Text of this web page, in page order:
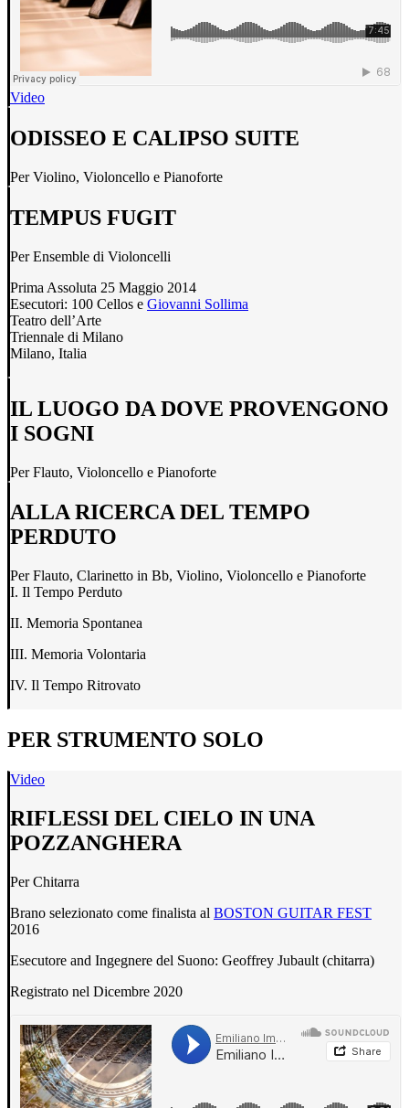
Video
ODISSEO E CALIPSO SUITE
Per Violino, Violoncello e Pianoforte
TEMPUS FUGIT
Per Ensemble di Violoncelli
Prima Assoluta 25 Maggio 2014
Esecutori: 100 Cellos e Giovanni Sollima
Teatro dell’Arte
Triennale di Milano
Milano, Italia
IL LUOGO DA DOVE PROVENGONO
I SOGNI
Per Flauto, Violoncello e Pianoforte
ALLA RICERCA DEL TEMPO
PERDUTO
Per Flauto, Clarinetto in Bb, Violino, Violoncello e Pianoforte
I. Il Tempo Perduto
II. Memoria Spontanea
III. Memoria Volontaria
IV. Il Tempo Ritrovato
PER STRUMENTO SOLO
Video
RIFLESSI DEL CIELO IN UNA
POZZANGHERA
Per Chitarra
Brano selezionato come finalista al BOSTON GUITAR FEST
2016
Esecutore and Ingegnere del Suono: Geoffrey Jubault (chitarra)
Registrato nel Dicembre 2020